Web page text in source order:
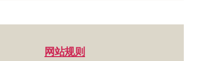
网站规则